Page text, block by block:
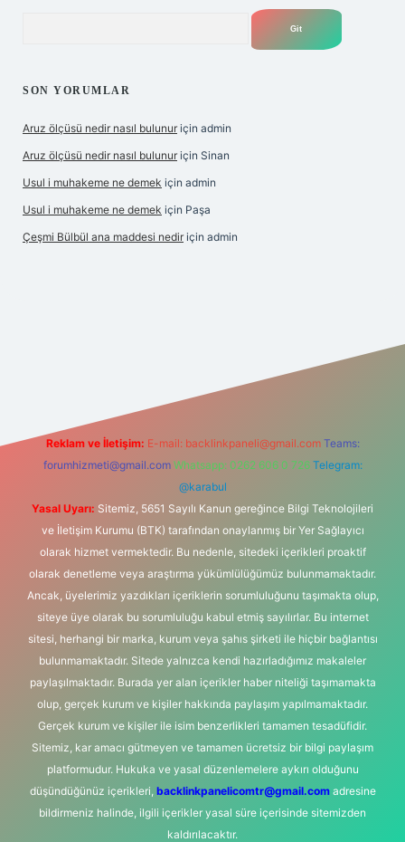
SON YORUMLAR
Aruz ölçüsü nedir nasıl bulunur için admin
Aruz ölçüsü nedir nasıl bulunur için Sinan
Usul i muhakeme ne demek için admin
Usul i muhakeme ne demek için Paşa
Çeşmi Bülbül ana maddesi nedir için admin
Reklam ve İletişim: E-mail: backlinkpaneli@gmail.com Teams:
forumhizmeti@gmail.com Whatsapp: 0262 606 0 726 Telegram:
@karabul
Yasal Uyarı: Sitemiz, 5651 Sayılı Kanun gereğince Bilgi Teknolojileri
ve İletişim Kurumu (BTK) tarafından onaylanmış bir Yer Sağlayıcı
olarak hizmet vermektedir. Bu nedenle, sitedeki içerikleri proaktif
olarak denetleme veya araştırma yükümlülüğümüz bulunmamaktadır.
Ancak, üyelerimiz yazdıkları içeriklerin sorumluluğunu taşımakta olup,
siteye üye olarak bu sorumluluğu kabul etmiş sayılırlar. Bu internet
sitesi, herhangi bir marka, kurum veya şahıs şirketi ile hiçbir bağlantısı
bulunmamaktadır. Sitede yalnızca kendi hazırladığımız makaleler
paylaşılmaktadır. Burada yer alan içerikler haber niteliği taşımamakta
olup, gerçek kurum ve kişiler hakkında paylaşım yapılmamaktadır.
Gerçek kurum ve kişiler ile isim benzerlikleri tamamen tesadüfidir.
Sitemiz, kar amacı gütmeyen ve tamamen ücretsiz bir bilgi paylaşım
platformudur. Hukuka ve yasal düzenlemelere aykırı olduğunu
düşündüğünüz içerikleri, backlinkpanelicomtr@gmail.comadresine
bildirmeniz halinde, ilgili içerikler yasal süre içerisinde sitemizden
kaldırılacaktır.